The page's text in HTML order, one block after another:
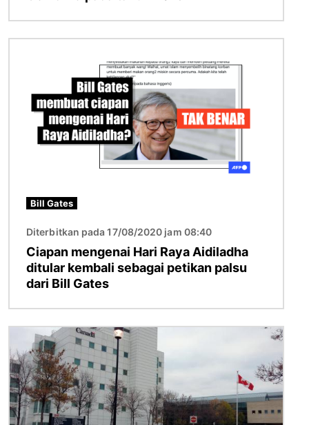
Bill Gates
Diterbitkan pada 17/08/2020 jam 08:40
Ciapan mengenai Hari Raya Aidiladha
ditular kembali sebagai petikan palsu
dari Bill Gates